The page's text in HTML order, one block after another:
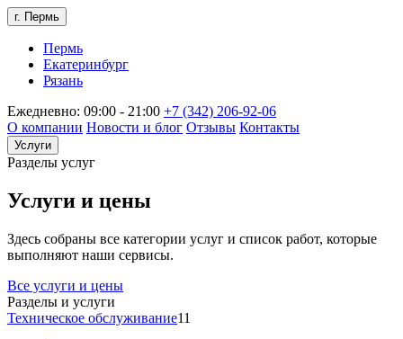
г. Пермь
Пермь
Екатеринбург
Рязань
Ежедневно: 09:00 - 21:00 +7 (342) 206-92-06
О компании Новости и блог Отзывы Контакты
Услуги
Разделы услуг
Услуги и цены
Здесь собраны все категории услуг и список работ, которые
выполняют наши сервисы.
Все услуги и цены
Разделы и услуги
Техническое обслуживание11